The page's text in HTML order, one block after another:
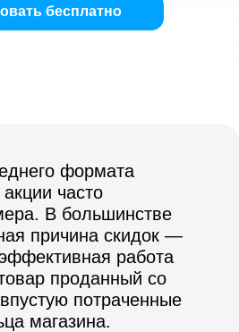
бесплатно
формата
часто
В большинстве
причина скидок —
работа
проданный со
потраченные
магазина.